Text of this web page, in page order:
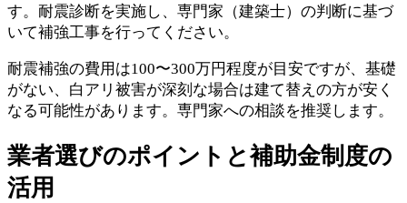
す。耐震診断を実施し、専門家（建築士）の判断に基づ
いて補強工事を行ってください。
耐震補強の費用は100〜300万円程度が目安ですが、基礎
がない、白アリ被害が深刻な場合は建て替えの方が安く
なる可能性があります。専門家への相談を推奨します。
業者選びのポイントと補助金制度の
活用